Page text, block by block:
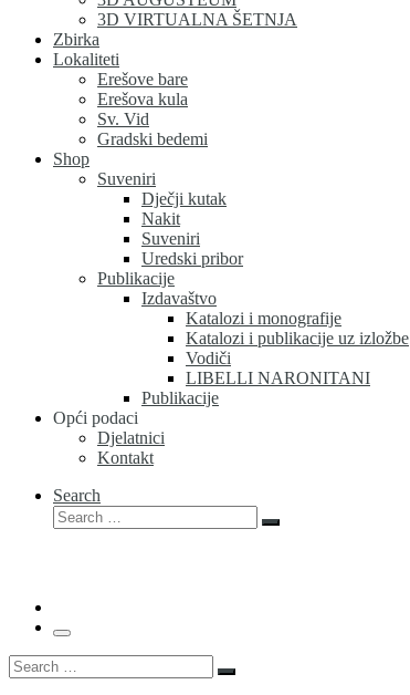
3D VIRTUALNA ŠETNJA
Zbirka
Lokaliteti
Erešove bare
Erešova kula
Sv. Vid
Gradski bedemi
Shop
Suveniri
Dječji kutak
Nakit
Suveniri
Uredski pribor
Publikacije
Izdavaštvo
Katalozi i monografije
Katalozi i publikacije uz izložbe
Vodiči
LIBELLI NARONITANI
Publikacije
Opći podaci
Djelatnici
Kontakt
Search
Search
Search
Menu
Search
Search